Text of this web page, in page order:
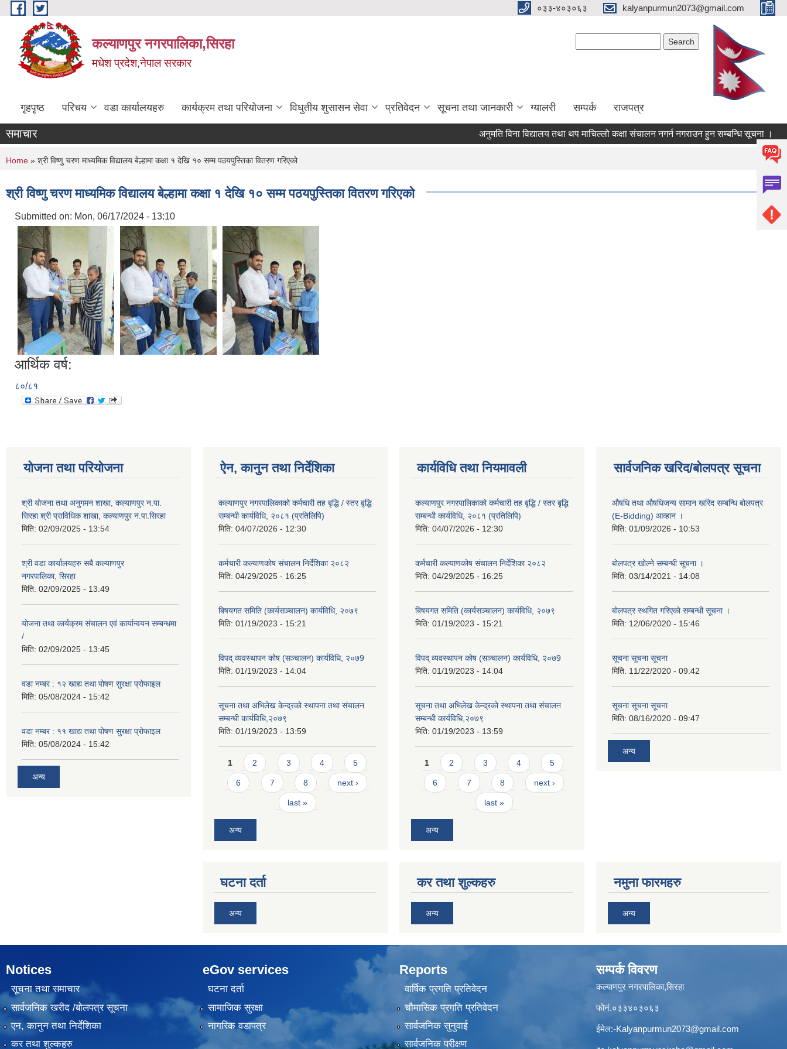
Skip to main content ०३३-४०३०६३ kalyanpurmun2073@gmail.com
कल्याणपुर नगरपालिका,सिरहा
मधेश प्रदेश,नेपाल सरकार
गृहपृष्ठ परिचय वडा कार्यालयहरु कार्यक्रम तथा परियोजना विधुतीय शुसासन सेवा प्रतिवेदन सूचना तथा जानकारी ग्यालरी सम्पर्क राजपत्र
समाचार अनुमति विना विद्यालय तथा थप माचिल्लो कक्षा संचालन नगर्न नगराउन हुन सम्बन्धि सूचना ।
You are here
Home » श्री विष्णु चरण माध्यमिक विद्यालय बेल्हामा कक्षा १ देखि १० सम्म पठयपुस्तिका वितरण गरिएको
श्री विष्णु चरण माध्यमिक विद्यालय बेल्हामा कक्षा १ देखि १० सम्म पठयपुस्तिका वितरण गरिएको
Submitted on: Mon, 06/17/2024 - 13:10
आर्थिक वर्ष:
८०/८१
योजना तथा परियोजना
श्री योजना तथा अनुगमन शाखा, कल्याणपुर न.पा.
सिरहा श्री प्राविधिक शाखा, कल्याणपुर न.पा.सिरहा
मिति: 02/09/2025 - 13:54
श्री वडा कार्यालयहरु सबै कल्याणपुर
नगरपालिका, सिरहा
मिति: 02/09/2025 - 13:49
योजना तथा कार्यक्रम संचालन एवं कार्यान्वयन सम्बन्धमा
/
मिति: 02/09/2025 - 13:45
वडा नम्बर : १२ खाद्य तथा पोषण सुरक्षा प्रोफाइल
मिति: 05/08/2024 - 15:42
वडा नम्बर : ११ खाद्य तथा पोषण सुरक्षा प्रोफाइल
मिति: 05/08/2024 - 15:42
अन्य
ऐन, कानुन तथा निर्देशिका
कल्याणपुर नगरपालिकाको कर्मचारी तह बृद्धि / स्तर बृद्धि
सम्बन्धी कार्यविधि, २०८१ (प्रतिलिपि)
मिति: 04/07/2026 - 12:30
कर्मचारी कल्याणकोष संचालन निर्देशिका २०८२
मिति: 04/29/2025 - 16:25
बिषयगत समिति (कार्यसञ्चालन) कार्यविधि, २०७९
मिति: 01/19/2023 - 15:21
विपद् व्यवस्थापन कोष (सञ्चालन) कार्यविधि, २०७9
मिति: 01/19/2023 - 14:04
सूचना तथा अभिलेख केन्द्रको स्थापना तथा संचालन
सम्बन्धी कार्यविधि,२०७९
मिति: 01/19/2023 - 13:59
Pages
1 2 3 4 5
6 7 8 next ›
last »
अन्य
कार्यविधि तथा नियमावली
कल्याणपुर नगरपालिकाको कर्मचारी तह बृद्धि / स्तर बृद्धि
सम्बन्धी कार्यविधि, २०८१ (प्रतिलिपि)
मिति: 04/07/2026 - 12:30
कर्मचारी कल्याणकोष संचालन निर्देशिका २०८२
मिति: 04/29/2025 - 16:25
बिषयगत समिति (कार्यसञ्चालन) कार्यविधि, २०७९
मिति: 01/19/2023 - 15:21
विपद् व्यवस्थापन कोष (सञ्चालन) कार्यविधि, २०७9
मिति: 01/19/2023 - 14:04
सूचना तथा अभिलेख केन्द्रको स्थापना तथा संचालन
सम्बन्धी कार्यविधि,२०७९
मिति: 01/19/2023 - 13:59
Pages
1 2 3 4 5
6 7 8 next ›
last »
अन्य
सार्वजनिक खरिद/बोलपत्र सूचना
औषधि तथा औषधिजन्य सामान खरिद सम्बन्धि बोलपत्र
(E-Bidding) आव्हान ।
मिति: 01/09/2026 - 10:53
बाेलपत्र खोल्ने सम्बन्धी सूचना ।
मिति: 03/14/2021 - 14:08
बाेलपत्र स्थगित गरिएकाे सम्बन्धी सूचना ।
मिति: 12/06/2020 - 15:46
सूचना सूचना सूचना
मिति: 11/22/2020 - 09:42
सूचना सूचना सूचना
मिति: 08/16/2020 - 09:47
अन्य
घटना दर्ता
अन्य
कर तथा शुल्कहरु
अन्य
नमुना फारमहरु
अन्य
Notices
सूचना तथा समाचार
सार्वजनिक खरीद /बोलपत्र सूचना
एन, कानुन तथा निर्देशिका
कर तथा शुल्कहरु
eGov services
घटना दर्ता
सामाजिक सुरक्षा
नागरिक वडापत्र
Reports
वार्षिक प्रगति प्रतिवेदन
चौमासिक प्रगति प्रतिवेदन
सार्वजनिक सुनुवाई
सार्वजनिक परीक्षण
सम्पर्क विवरण
कल्याणपुर नगरपालिका,सिरहा
फोनं.०३३४०३०६३
ईमेल:-Kalyanpurmun2073@gmail.com